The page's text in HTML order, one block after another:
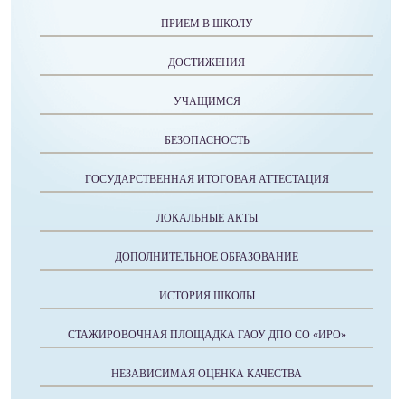
ПРИЕМ В ШКОЛУ
ДОСТИЖЕНИЯ
УЧАЩИМСЯ
БЕЗОПАСНОСТЬ
ГОСУДАРСТВЕННАЯ ИТОГОВАЯ АТТЕСТАЦИЯ
ЛОКАЛЬНЫЕ АКТЫ
ДОПОЛНИТЕЛЬНОЕ ОБРАЗОВАНИЕ
ИСТОРИЯ ШКОЛЫ
СТАЖИРОВОЧНАЯ ПЛОЩАДКА ГАОУ ДПО СО «ИРО»
НЕЗАВИСИМАЯ ОЦЕНКА КАЧЕСТВА